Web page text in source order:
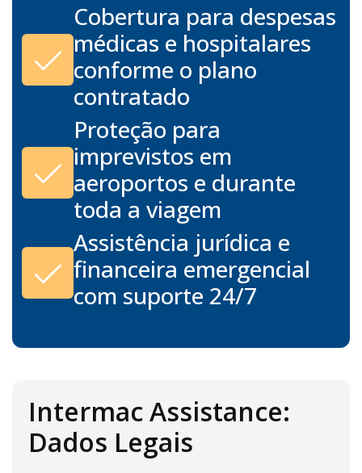
Cobertura para despesas
médicas e hospitalares
conforme o plano
contratado
Proteção para
imprevistos em
aeroportos e durante
toda a viagem
Assistência jurídica e
financeira emergencial
com suporte 24/7
Intermac Assistance:
Dados Legais